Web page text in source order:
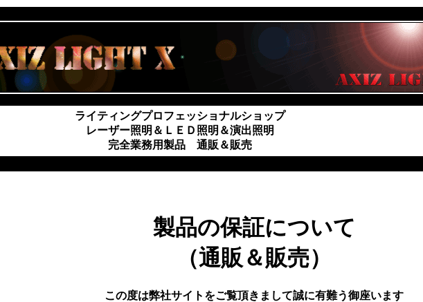
ライティングプロフェッショナルショップ
レーザー照明＆ＬＥＤ照明＆演出照明
完全業務用製品 通販＆販売
製品の保証について
（通販＆販売）
この度は弊社サイトをご覧頂きまして誠に有難う御座います